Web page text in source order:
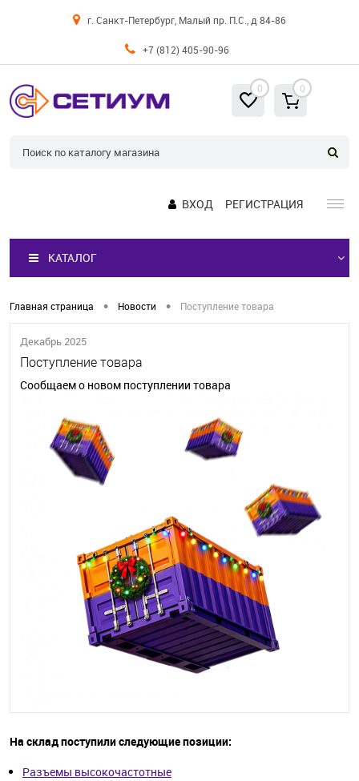
г. Санкт-Петербург, Малый пр. П.С., д 84-86
+7 (812) 405-90-96
0 0
ВХОД РЕГИСТРАЦИЯ
КАТАЛОГ
Главная страница • Новости • Поступление товара
Декабрь 2025
Поступление товара
Сообщаем о новом поступлении товара
На склад поступили следующие позиции:
Разъемы высокочастотные